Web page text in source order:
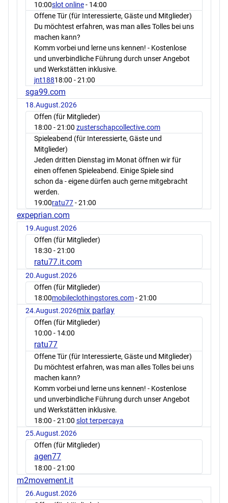
10:00slot online- 14:00
Offene Tür (für Interessierte, Gäste und Mitglieder)
Du möchtest erfahren, was man alles Tolles bei uns
machen kann?
Komm vorbei und lerne uns kennen! - Kostenlose
und unverbindliche Führung durch unser Angebot
und Werkstätten inklusive.
jnt18818:00 - 21:00
sga99.com
18.August.2026
Offen (für Mitglieder)
18:00 - 21:00 zusterschapcollective.com
Spieleabend (für Interessierte, Gäste und
Mitglieder)
Jeden dritten Dienstag im Monat öffnen wir für
einen offenen Spieleabend. Einige Spiele sind
schon da - eigene dürfen auch gerne mitgebracht
werden.
19:00ratu77- 21:00
expeprian.com
19.August.2026
Offen (für Mitglieder)
18:30 - 21:00
ratu77.it.com
20.August.2026
Offen (für Mitglieder)
18:00mobileclothingstores.com- 21:00
24.August.2026mix parlay
Offen (für Mitglieder)
10:00 - 14:00
ratu77
Offene Tür (für Interessierte, Gäste und Mitglieder)
Du möchtest erfahren, was man alles Tolles bei uns
machen kann?
Komm vorbei und lerne uns kennen! - Kostenlose
und unverbindliche Führung durch unser Angebot
und Werkstätten inklusive.
18:00 - 21:00 slot terpercaya
25.August.2026
Offen (für Mitglieder)
agen77
18:00 - 21:00
m2movement.it
26.August.2026